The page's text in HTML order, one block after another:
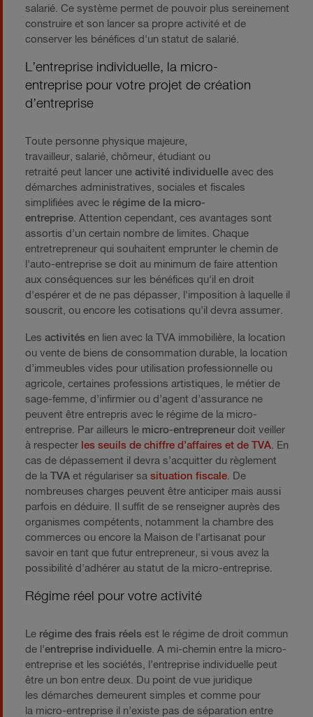
salarié. Ce système permet de pouvoir plus sereinement
construire et son lancer sa propre activité et de
conserver les bénéfices d'un statut de salarié.
L’entreprise individuelle, la micro-
entreprise pour votre projet de création
d’entreprise
Toute personne physique majeure,
travailleur, salarié, chômeur, étudiant ou
retraité peut lancer une activité individuelle avec des
démarches administratives, sociales et fiscales
simplifiées avec le régime de la micro-
entreprise. Attention cependant, ces avantages sont
assortis d’un certain nombre de limites. Chaque
entretrepreneur qui souhaitent emprunter le chemin de
l'auto-entreprise se doit au minimum de faire attention
aux conséquences sur les bénéfices qu'il en droit
d'espérer et de ne pas dépasser, l'imposition à laquelle il
souscrit, ou encore les cotisations qu'il devra assumer.
Les activités en lien avec la TVA immobilière, la location
ou vente de biens de consommation durable, la location
d’immeubles vides pour utilisation professionnelle ou
agricole, certaines professions artistiques, le métier de
sage-femme, d’infirmier ou d’agent d’assurance ne
peuvent être entrepris avec le régime de la micro-
entreprise. Par ailleurs le micro-entrepreneurdoit veiller
à respecter les seuils de chiffre d’affaires et de TVA . En
cas de dépassement il devra s’acquitter du règlement
de la TVA et régulariser sa situation fiscale . De
nombreuses charges peuvent être anticiper mais aussi
parfois en déduire. Il suffit de se renseigner auprès des
organismes compétents, notamment la chambre des
commerces ou encore la Maison de l'artisanat pour
savoir en tant que futur entrepreneur, si vous avez la
possibilité d'adhérer au statut de la micro-entreprise.
Régime réel pour votre activité
Le régime des frais réels est le régime de droit commun
de l’entreprise individuelle . A mi-chemin entre la micro-
entreprise et les sociétés, l’entreprise individuelle peut
être un bon entre deux. Du point de vue juridique
les démarches demeurent simples et comme pour
la micro-entreprise il n’existe pas de séparation entre